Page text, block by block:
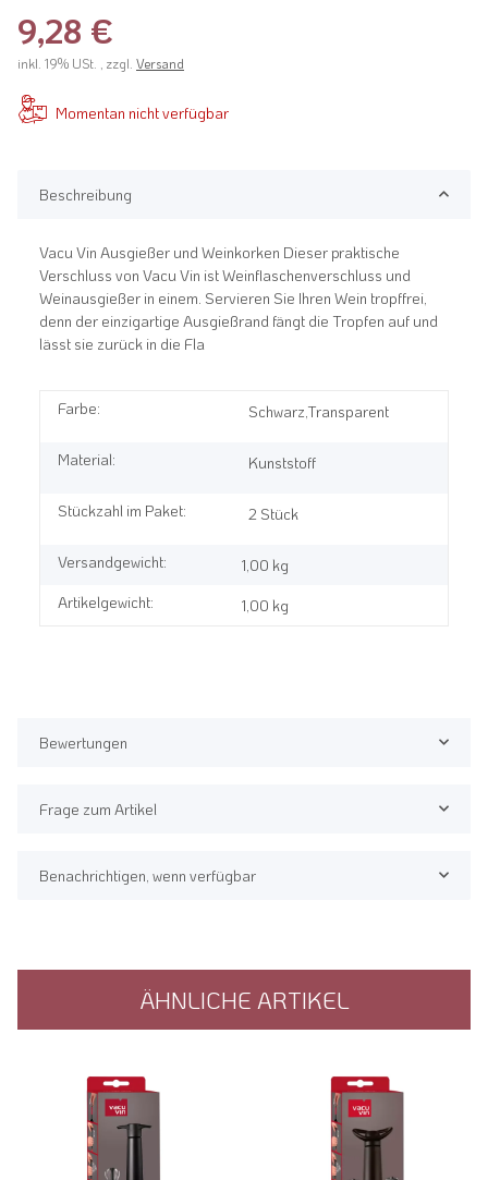
9,28 €
inkl. 19% USt. , zzgl. Versand
Momentan nicht verfügbar
Beschreibung
Vacu Vin Ausgießer und Weinkorken Dieser praktische
Verschluss von Vacu Vin ist Weinflaschenverschluss und
Weinausgießer in einem. Servieren Sie Ihren Wein tropffrei,
denn der einzigartige Ausgießrand fängt die Tropfen auf und
lässt sie zurück in die Fla
Farbe: Schwarz,Transparent
Material: Kunststoff
Stückzahl im Paket: 2 Stück
Versandgewicht:
1,00 kg
Artikelgewicht:
1,00 kg
Bewertungen
Frage zum Artikel
Benachrichtigen, wenn verfügbar
ÄHNLICHE ARTIKEL